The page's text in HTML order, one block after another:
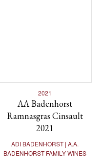
2021
AA Badenhorst
Ramnasgras Cinsault
2021
ADI BADENHORST | A.A.
BADENHORST FAMILY WINES